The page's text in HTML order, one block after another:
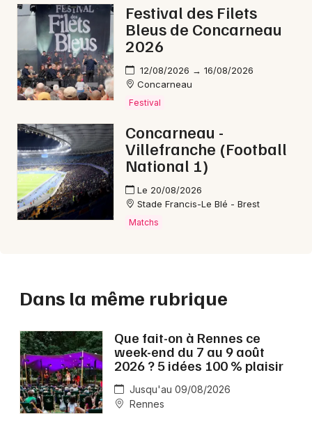
Festival des Filets
Bleus de Concarneau
2026
12/08/2026 → 16/08/2026
Concarneau
Festival
Concarneau -
Villefranche (Football
National 1)
Le 20/08/2026
Stade Francis-Le Blé - Brest
Matchs
Dans la même rubrique
Que fait-on à Rennes ce
week-end du 7 au 9 août
2026 ? 5 idées 100 % plaisir
Jusqu'au 09/08/2026
Rennes